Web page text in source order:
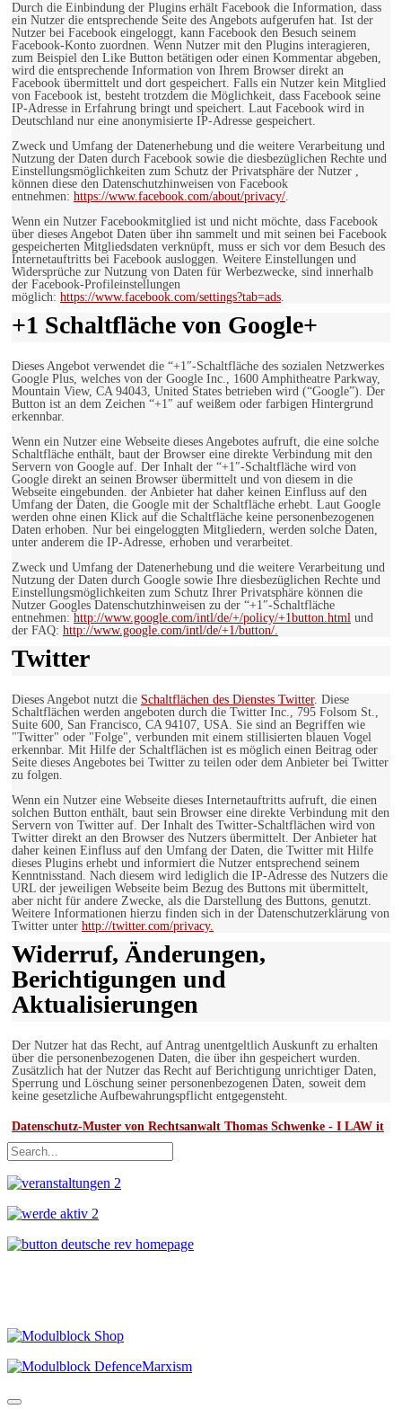
Durch die Einbindung der Plugins erhält Facebook die Information, dass
ein Nutzer die entsprechende Seite des Angebots aufgerufen hat. Ist der
Nutzer bei Facebook eingeloggt, kann Facebook den Besuch seinem
Facebook-Konto zuordnen. Wenn Nutzer mit den Plugins interagieren,
zum Beispiel den Like Button betätigen oder einen Kommentar abgeben,
wird die entsprechende Information von Ihrem Browser direkt an
Facebook übermittelt und dort gespeichert. Falls ein Nutzer kein Mitglied
von Facebook ist, besteht trotzdem die Möglichkeit, dass Facebook seine
IP-Adresse in Erfahrung bringt und speichert. Laut Facebook wird in
Deutschland nur eine anonymisierte IP-Adresse gespeichert.
Zweck und Umfang der Datenerhebung und die weitere Verarbeitung und
Nutzung der Daten durch Facebook sowie die diesbezüglichen Rechte und
Einstellungsmöglichkeiten zum Schutz der Privatsphäre der Nutzer ,
können diese den Datenschutzhinweisen von Facebook
entnehmen: https://www.facebook.com/about/privacy/.
Wenn ein Nutzer Facebookmitglied ist und nicht möchte, dass Facebook
über dieses Angebot Daten über ihn sammelt und mit seinen bei Facebook
gespeicherten Mitgliedsdaten verknüpft, muss er sich vor dem Besuch des
Internetauftritts bei Facebook ausloggen. Weitere Einstellungen und
Widersprüche zur Nutzung von Daten für Werbezwecke, sind innerhalb
der Facebook-Profileinstellungen
möglich: https://www.facebook.com/settings?tab=ads.
+1 Schaltfläche von Google+
Dieses Angebot verwendet die “+1″-Schaltfläche des sozialen Netzwerkes
Google Plus, welches von der Google Inc., 1600 Amphitheatre Parkway,
Mountain View, CA 94043, United States betrieben wird (“Google”). Der
Button ist an dem Zeichen “+1″ auf weißem oder farbigen Hintergrund
erkennbar.
Wenn ein Nutzer eine Webseite dieses Angebotes aufruft, die eine solche
Schaltfläche enthält, baut der Browser eine direkte Verbindung mit den
Servern von Google auf. Der Inhalt der “+1″-Schaltfläche wird von
Google direkt an seinen Browser übermittelt und von diesem in die
Webseite eingebunden. der Anbieter hat daher keinen Einfluss auf den
Umfang der Daten, die Google mit der Schaltfläche erhebt. Laut Google
werden ohne einen Klick auf die Schaltfläche keine personenbezogenen
Daten erhoben. Nur bei eingeloggten Mitgliedern, werden solche Daten,
unter anderem die IP-Adresse, erhoben und verarbeitet.
Zweck und Umfang der Datenerhebung und die weitere Verarbeitung und
Nutzung der Daten durch Google sowie Ihre diesbezüglichen Rechte und
Einstellungsmöglichkeiten zum Schutz Ihrer Privatsphäre können die
Nutzer Googles Datenschutzhinweisen zu der “+1″-Schaltfläche
entnehmen: http://www.google.com/intl/de/+/policy/+1button.html und
der FAQ: http://www.google.com/intl/de/+1/button/.
Twitter
Dieses Angebot nutzt die Schaltflächen des Dienstes Twitter. Diese
Schaltflächen werden angeboten durch die Twitter Inc., 795 Folsom St.,
Suite 600, San Francisco, CA 94107, USA. Sie sind an Begriffen wie
"Twitter" oder "Folge", verbunden mit einem stillisierten blauen Vogel
erkennbar. Mit Hilfe der Schaltflächen ist es möglich einen Beitrag oder
Seite dieses Angebotes bei Twitter zu teilen oder dem Anbieter bei Twitter
zu folgen.
Wenn ein Nutzer eine Webseite dieses Internetauftritts aufruft, die einen
solchen Button enthält, baut sein Browser eine direkte Verbindung mit den
Servern von Twitter auf. Der Inhalt des Twitter-Schaltflächen wird von
Twitter direkt an den Browser des Nutzers übermittelt. Der Anbieter hat
daher keinen Einfluss auf den Umfang der Daten, die Twitter mit Hilfe
dieses Plugins erhebt und informiert die Nutzer entsprechend seinem
Kenntnisstand. Nach diesem wird lediglich die IP-Adresse des Nutzers die
URL der jeweiligen Webseite beim Bezug des Buttons mit übermittelt,
aber nicht für andere Zwecke, als die Darstellung des Buttons, genutzt.
Weitere Informationen hierzu finden sich in der Datenschutzerklärung von
Twitter unter http://twitter.com/privacy.
Widerruf, Änderungen,
Berichtigungen und
Aktualisierungen
Der Nutzer hat das Recht, auf Antrag unentgeltlich Auskunft zu erhalten
über die personenbezogenen Daten, die über ihn gespeichert wurden.
Zusätzlich hat der Nutzer das Recht auf Berichtigung unrichtiger Daten,
Sperrung und Löschung seiner personenbezogenen Daten, soweit dem
keine gesetzliche Aufbewahrungspflicht entgegensteht.
Datenschutz-Muster von Rechtsanwalt Thomas Schwenke - I LAW it